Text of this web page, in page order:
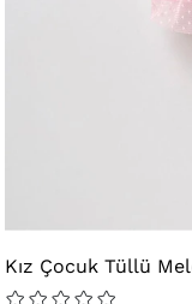
Kız Çocuk Tüllü